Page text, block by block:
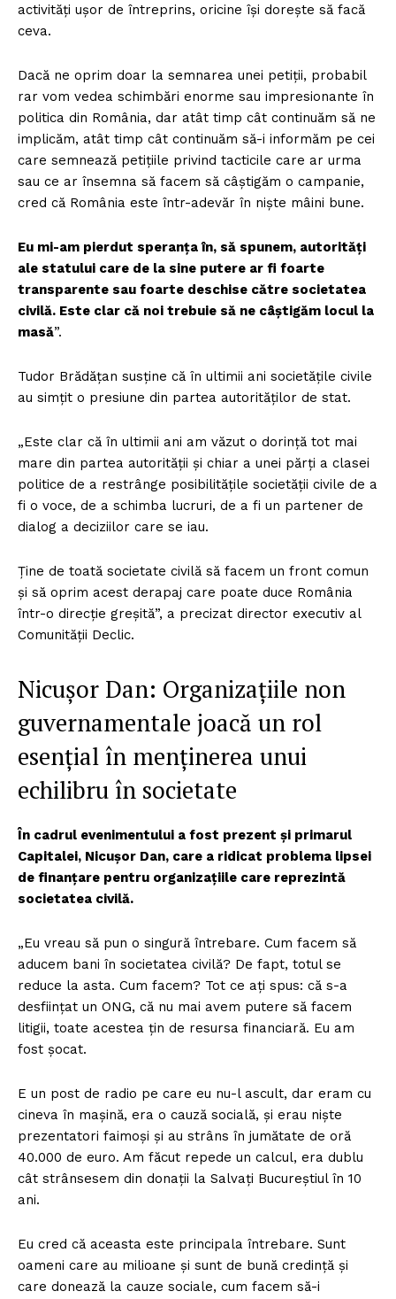
activităţi uşor de întreprins, oricine îşi doreşte să facă
ceva.
Dacă ne oprim doar la semnarea unei petiţii, probabil
rar vom vedea schimbări enorme sau impresionante în
politica din România, dar atât timp cât continuăm să ne
implicăm, atât timp cât continuăm să-i informăm pe cei
care semnează petiţiile privind tacticile care ar urma
sau ce ar însemna să facem să câştigăm o campanie,
cred că România este într-adevăr în nişte mâini bune.
Eu mi-am pierdut speranța în, să spunem, autorități
ale statului care de la sine putere ar fi foarte
transparente sau foarte deschise către societatea
civilă. Este clar că noi trebuie să ne câștigăm locul la
masă”.
Tudor Brădățan susține că în ultimii ani societățile civile
au simțit o presiune din partea autorităților de stat.
„Este clar că în ultimii ani am văzut o dorință tot mai
mare din partea autorității și chiar a unei părți a clasei
politice de a restrânge posibilitățile societății civile de a
fi o voce, de a schimba lucruri, de a fi un partener de
dialog a deciziilor care se iau.
Ține de toată societate civilă să facem un front comun
și să oprim acest derapaj care poate duce România
într-o direcție greșită”, a precizat director executiv al
Comunității Declic.
Nicușor Dan: Organizațiile non
guvernamentale joacă un rol
esențial în menținerea unui
echilibru în societate
În cadrul evenimentului a fost prezent și primarul
Capitalei, Nicușor Dan, care a ridicat problema lipsei
de finanțare pentru organizațiile care reprezintă
societatea civilă.
„Eu vreau să pun o singură întrebare. Cum facem să
aducem bani în societatea civilă? De fapt, totul se
reduce la asta. Cum facem? Tot ce ați spus: că s-a
desființat un ONG, că nu mai avem putere să facem
litigii, toate acestea țin de resursa financiară. Eu am
fost șocat.
E un post de radio pe care eu nu-l ascult, dar eram cu
cineva în mașină, era o cauză socială, și erau niște
prezentatori faimoși și au strâns în jumătate de oră
40.000 de euro. Am făcut repede un calcul, era dublu
cât strânsesem din donații la Salvați Bucureștiul în 10
ani.
Eu cred că aceasta este principala întrebare. Sunt
oameni care au milioane și sunt de bună credință și
care donează la cauze sociale, cum facem să-i